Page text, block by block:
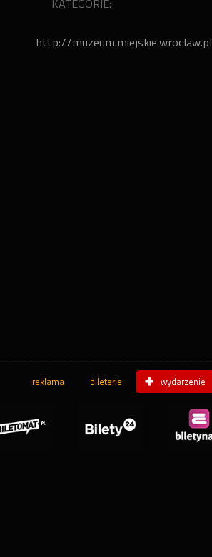
KATEGORIE:
http://muzeum.miejskie.wroclaw.pl
reklama bileterie wydarzenie